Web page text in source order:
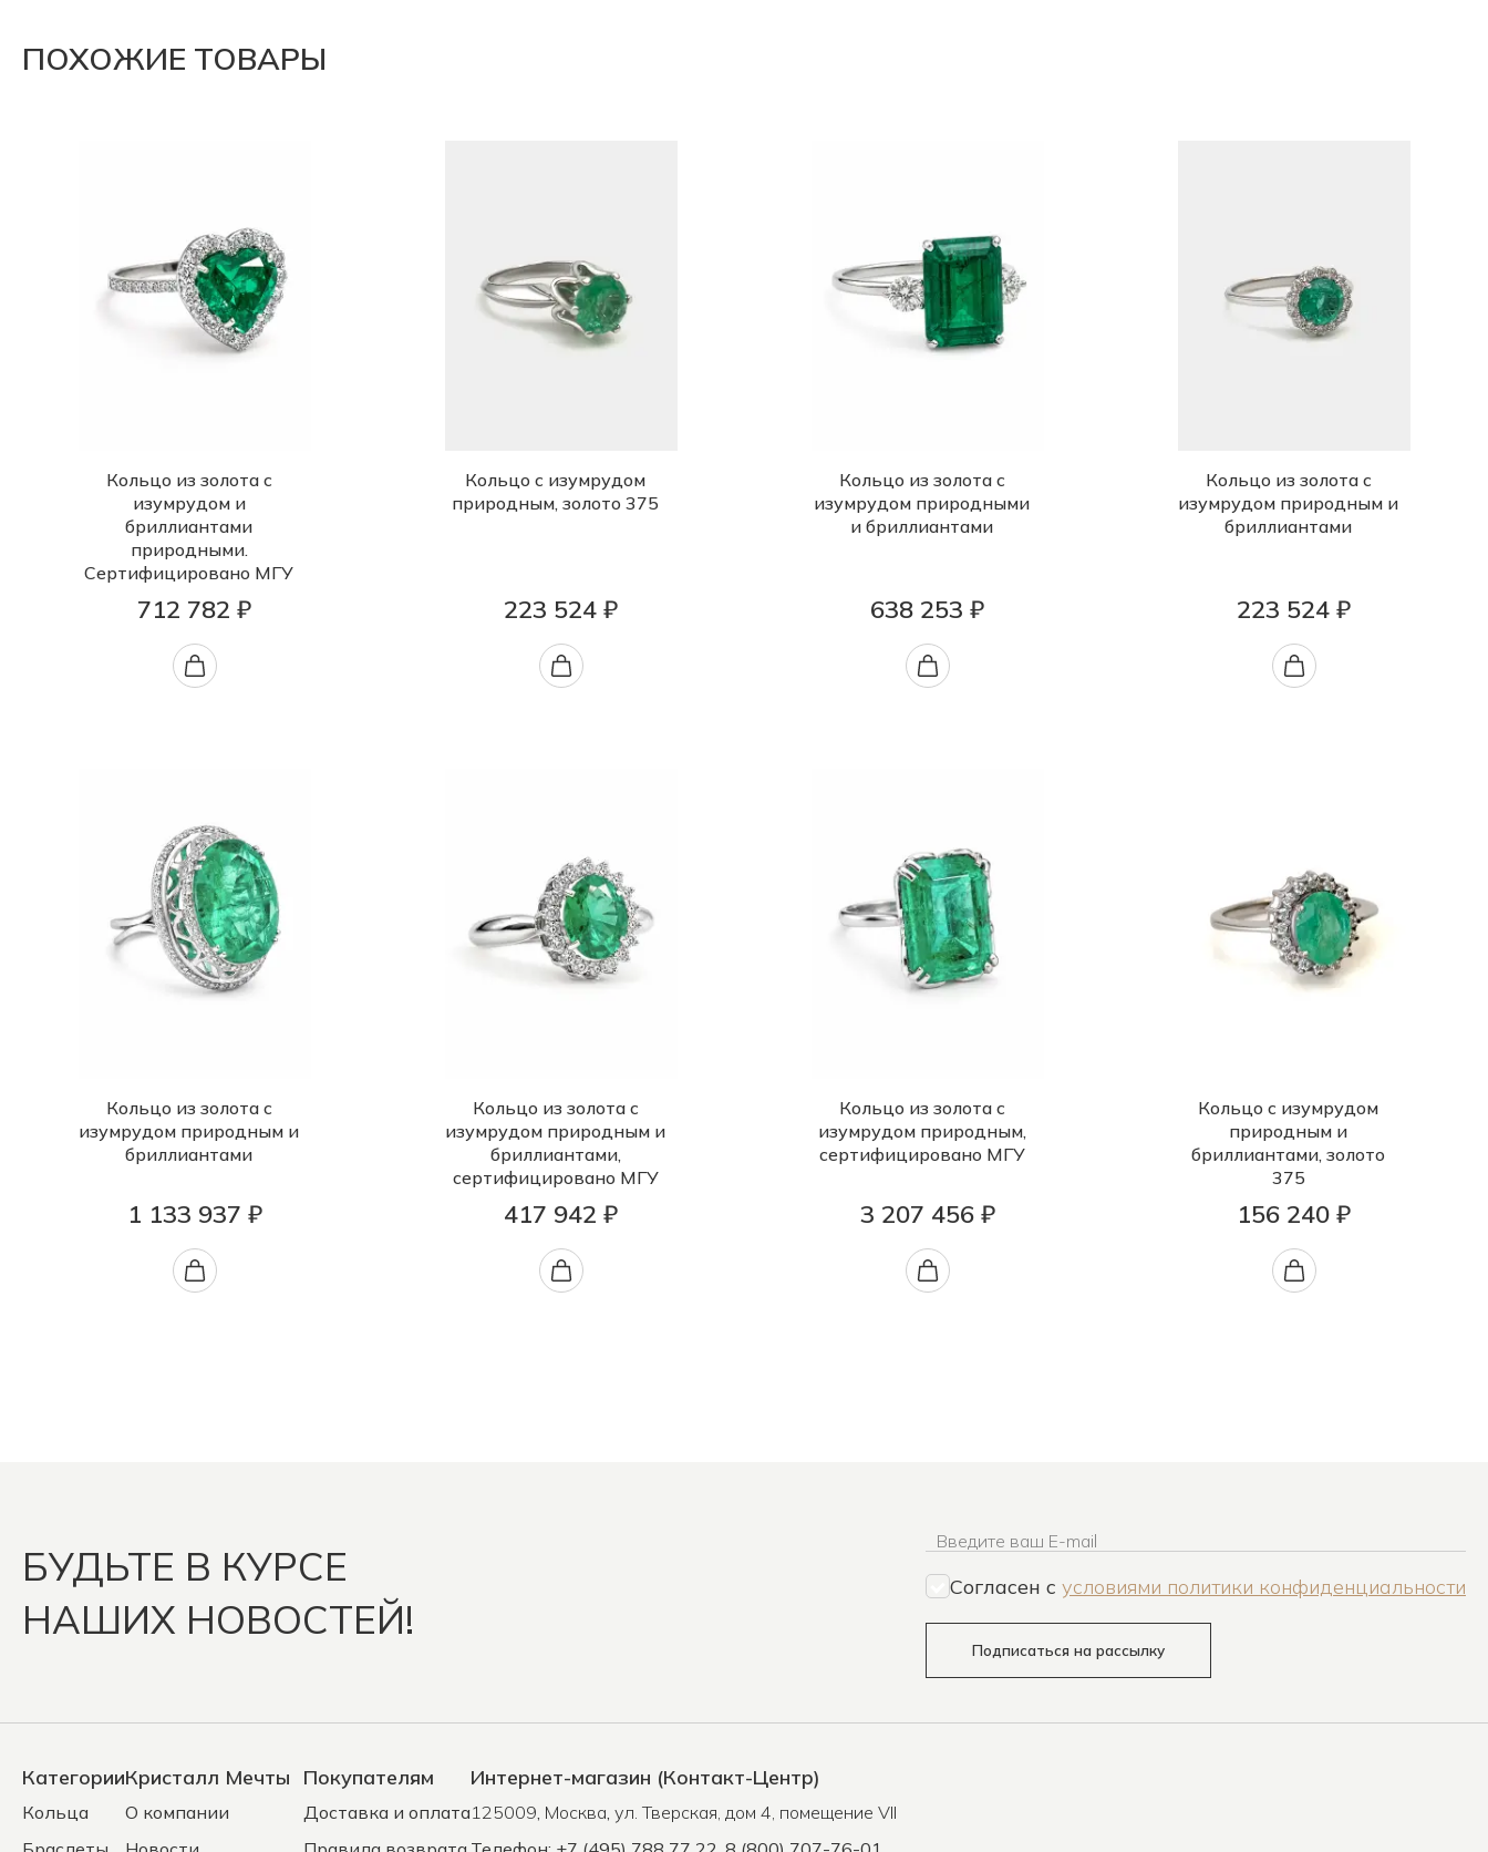
ПОХОЖИЕ ТОВАРЫ
Кольцо из золота с
изумрудом и
бриллиантами
природными.
Сертифицировано МГУ
712 782 ₽
Кольцо с изумрудом
природным, золото 375
223 524 ₽
Кольцо из золота с
изумрудом природными
и бриллиантами
638 253 ₽
Кольцо из золота с
изумрудом природным и
бриллиантами
223 524 ₽
Кольцо из золота с
изумрудом природным и
бриллиантами
1 133 937 ₽
Кольцо из золота с
изумрудом природным и
бриллиантами,
сертифицировано МГУ
417 942 ₽
Кольцо из золота с
изумрудом природным,
сертифицировано МГУ
3 207 456 ₽
Кольцо с изумрудом
природным и
бриллиантами, золото
375
156 240 ₽
БУДЬТЕ В КУРСЕ
НАШИХ НОВОСТЕЙ!
Введите ваш E-mail
Согласен c условиями политики конфиденциальности
Подписаться на рассылку
Категории
Кольца
Кристалл Мечты
О компании
Покупателям
Доставка и оплата
Интернет-магазин (Контакт-Центр)
125009, Москва, ул. Тверская, дом 4, помещение VII